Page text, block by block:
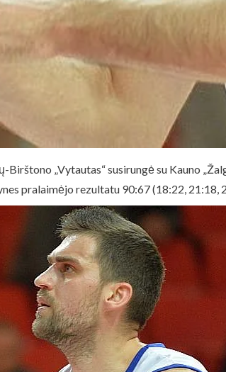
Birštono „Vytautas“ susirungė su Kauno
pralaimėjo rezultatu 90:67 (18:22, 21:18,